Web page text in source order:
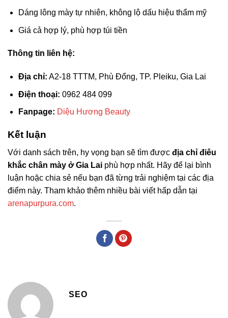
Dáng lông mày tự nhiên, không lộ dấu hiệu thẩm mỹ
Giá cả hợp lý, phù hợp túi tiền
Thông tin liên hệ:
Địa chỉ: A2-18 TTTM, Phù Đổng, TP. Pleiku, Gia Lai
Điện thoại: 0962 484 099
Fanpage: Diệu Hương Beauty
Kết luận
Với danh sách trên, hy vọng bạn sẽ tìm được địa chỉ điêu
khắc chân mày ở Gia Lai phù hợp nhất. Hãy để lại bình
luận hoặc chia sẻ nếu bạn đã từng trải nghiệm tại các địa
điểm này. Tham khảo thêm nhiều bài viết hấp dẫn tại
arenapurpura.com.
SEO